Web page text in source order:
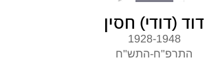
דוד (דודי) חסין
1928-1948
התרפ"ח-התש"ח